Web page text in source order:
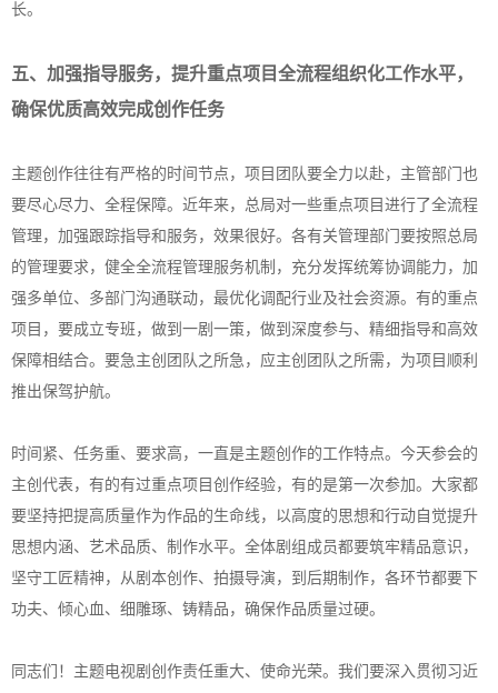
长。
五、加强指导服务，提升重点项目全流程组织化工作水平，
确保优质高效完成创作任务
主题创作往往有严格的时间节点，项目团队要全力以赴，主管部门也
要尽心尽力、全程保障。近年来，总局对一些重点项目进行了全流程
管理，加强跟踪指导和服务，效果很好。各有关管理部门要按照总局
的管理要求，健全全流程管理服务机制，充分发挥统筹协调能力，加
强多单位、多部门沟通联动，最优化调配行业及社会资源。有的重点
项目，要成立专班，做到一剧一策，做到深度参与、精细指导和高效
保障相结合。要急主创团队之所急，应主创团队之所需，为项目顺利
推出保驾护航。
时间紧、任务重、要求高，一直是主题创作的工作特点。今天参会的
主创代表，有的有过重点项目创作经验，有的是第一次参加。大家都
要坚持把提高质量作为作品的生命线，以高度的思想和行动自觉提升
思想内涵、艺术品质、制作水平。全体剧组成员都要筑牢精品意识，
坚守工匠精神，从剧本创作、拍摄导演，到后期制作，各环节都要下
功夫、倾心血、细雕琢、铸精品，确保作品质量过硬。
同志们！主题电视剧创作责任重大、使命光荣。我们要深入贯彻习近